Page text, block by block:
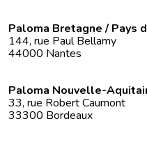
Paloma Bretagne / Pays
144, rue Paul Bellamy
44000 Nantes
Paloma Nouvelle-
33, rue Robert Caumont
33300 Bordeaux